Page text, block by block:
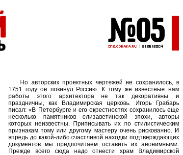
Но авторских проектных чертежей не сохранилось, в
1751 году он покинул Россию. К тому же известные нам
работы этого архитектора не так декоративны и
праздничны, как Владимирская церковь. Игорь Грабарь
писал: «В Петербурге и его окрестностях сохранилось еще
несколько памятников елизаветинской эпохи, авторы
которых неизвестны. Приписывать их по стилистическим
признакам тому или другому мастеру очень рискованно. И
впредь до какой-либо счастливой находки подтверждающих
документов мы предпочитаем оставить их анонимными.
Прежде всего сюда надо отнести храм Владимирской